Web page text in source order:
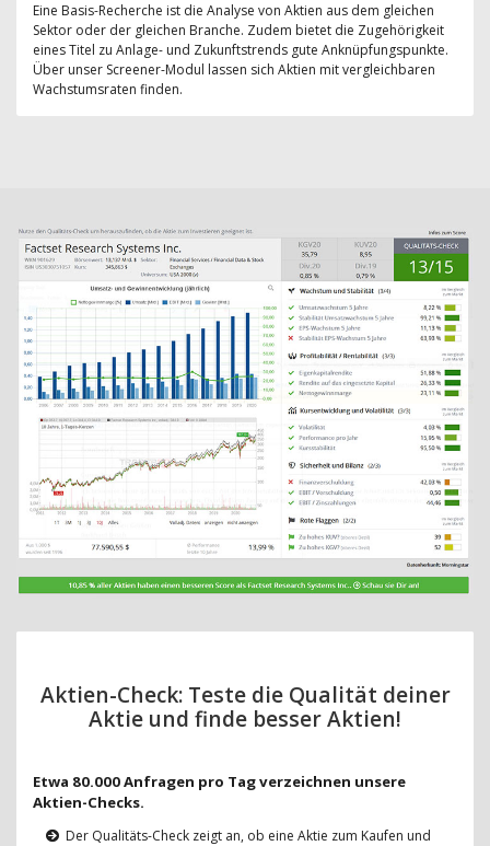
Eine Basis-Recherche ist die Analyse von Aktien aus dem gleichen
Sektor oder der gleichen Branche. Zudem bietet die Zugehörigkeit
eines Titel zu Anlage- und Zukunftstrends gute Anknüpfungspunkte.
Über unser Screener-Modul lassen sich Aktien mit vergleichbaren
Wachstumsraten finden.
Aktien-Check: Teste die Qualität deiner
Aktie und finde besser Aktien!
Etwa 80.000 Anfragen pro Tag verzeichnen unsere
Aktien-Checks.
Der Qualitäts-Check zeigt an, ob eine Aktie zum Kaufen und